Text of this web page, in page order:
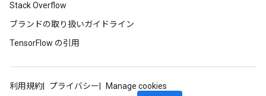
Stack Overflow
ブランドの取り扱いガイドライン
TensorFlow の引用
利用規約 プライバシー
Manage cookies